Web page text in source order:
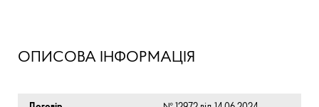
ОПИСОВА ІНФОРМАЦІЯ